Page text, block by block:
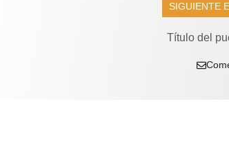
SIGUIENTE
Título del